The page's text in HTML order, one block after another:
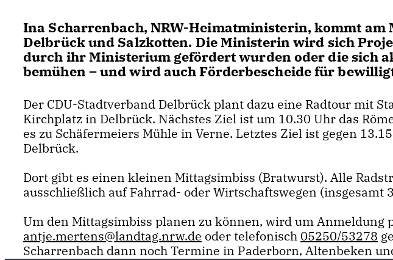
Ina Scharrenbach, NRW-Heimatministerin, kommt am
Delbrück und Salzkotten. Die Ministerin wird sich
durch ihr Ministerium gefördert wurden oder die sich
bemühen – und wird auch Förderbescheide für
Der CDU-Stadtverband Delbrück plant dazu eine Radtour mit
Kirchplatz in Delbrück. Nächstes Ziel ist um 10.30 Uhr das
es zu Schäfermeiers Mühle in Verne. Letztes Ziel ist gegen
Delbrück.
Dort gibt es einen kleinen Mittagsimbiss (Bratwurst). Alle
ausschließlich auf Fahrrad- oder Wirtschaftswegen (insgesamt
Um den Mittagsimbiss planen zu können, wird um Anmeldung
antje.mertens@landtag.nrw.de oder telefonisch 05250/53278
Scharrenbach dann noch Termine in Paderborn, Altenbeken